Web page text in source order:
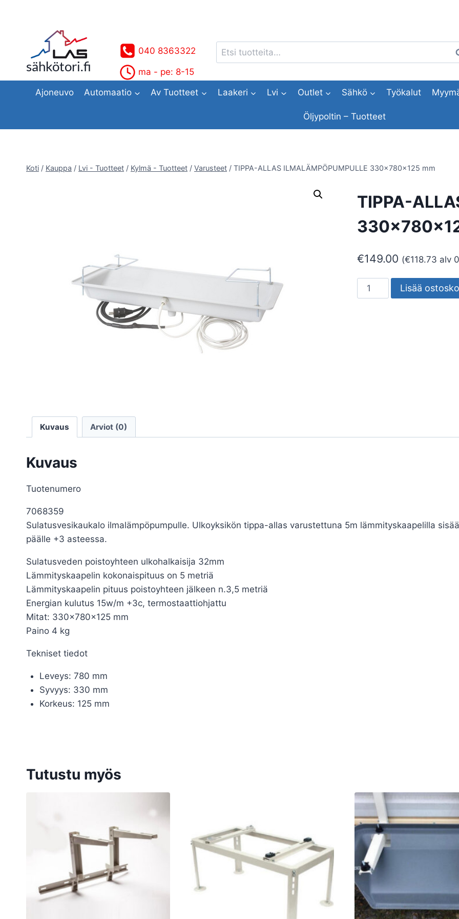
sähkötori.fi
040 8363322
ma - pe: 8-15
Etsi:
Ajoneuvo Automaatio Av Tuotteet Laakeri Lvi Outlet Sähkö Työkalut
Öljypoltin – Tuotteet
Koti / Kauppa / Lvi - Tuotteet / Kylmä - Tuotteet / Varusteet / TIPPA-ALLAS ILMALÄMPÖPUMPULLE 330x780x125 mm
TIPPA-
€149.00 (€118.73 alv
TIPPA-
ALLAS
Lisää
Kuvaus Arviot (0)
Kuvaus
Tuotenumero
7068359
Sulatusvesikaukalo ilmalämpöpumpulle. Ulkoyksikön tippa-allas varustettuna 5m lämmityskaapelilla
päälle +3 asteessa.
Sulatusveden poistoyhteen ulkohalkaisija 32mm
Lämmityskaapelin kokonaispituus on 5 metriä
Lämmityskaapelin pituus poistoyhteen jälkeen n.3,5 metriä
Energian kulutus 15w/m +3c, termostaattiohjattu
Mitat: 330x780x125 mm
Paino 4 kg
Tekniset tiedot
Leveys: 780 mm
Syvyys: 330 mm
Korkeus: 125 mm
Tutustu myös